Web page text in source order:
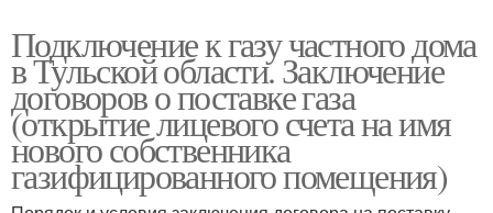
Подключение к газу частного дома
в Тульской области. Заключение
договоров о поставке газа
(открытие лицевого счета на имя
нового собственника
газифицированного помещения)